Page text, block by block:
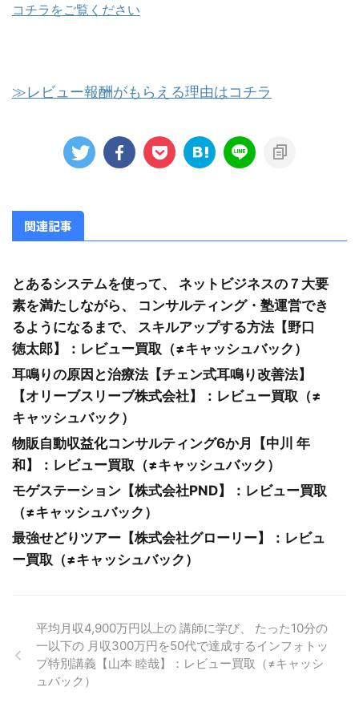
コチラをご覧ください
≫レビュー報酬がもらえる理由はコチラ
関連記事
とあるシステムを使って、 ネットビジネスの７大要
素を満たしながら、 コンサルティング・塾運営でき
るようになるまで、 スキルアップする方法【野口
徳太郎】：レビュー買取（≠キャッシュバック）
耳鳴りの原因と治療法【チェン式耳鳴り改善法】
【オリーブスリーブ株式会社】：レビュー買取（≠
キャッシュバック）
物販自動収益化コンサルティング6か月【中川 年
和】：レビュー買取（≠キャッシュバック）
モゲステーション【株式会社PND】：レビュー買取
（≠キャッシュバック）
最強せどりツアー【株式会社グローリー】：レビュ
ー買取（≠キャッシュバック）
平均月収4,900万円以上の 講師に学び、 たった10分の
一以下の 月収300万円を50代で達成するインフォトッ
プ特別講義【山本 睦哉】：レビュー買取（≠キャッシ
ュバック）